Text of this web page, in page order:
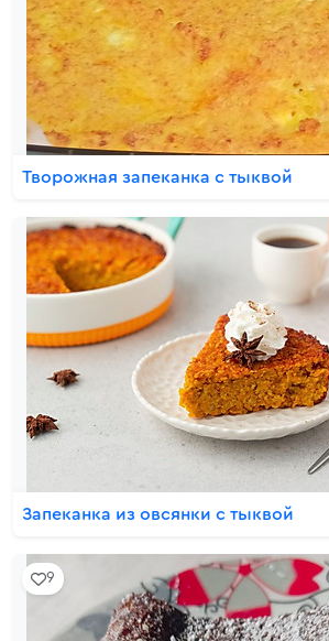
Творожная запеканка с тыквой
Запеканка из овсянки с тыквой
9